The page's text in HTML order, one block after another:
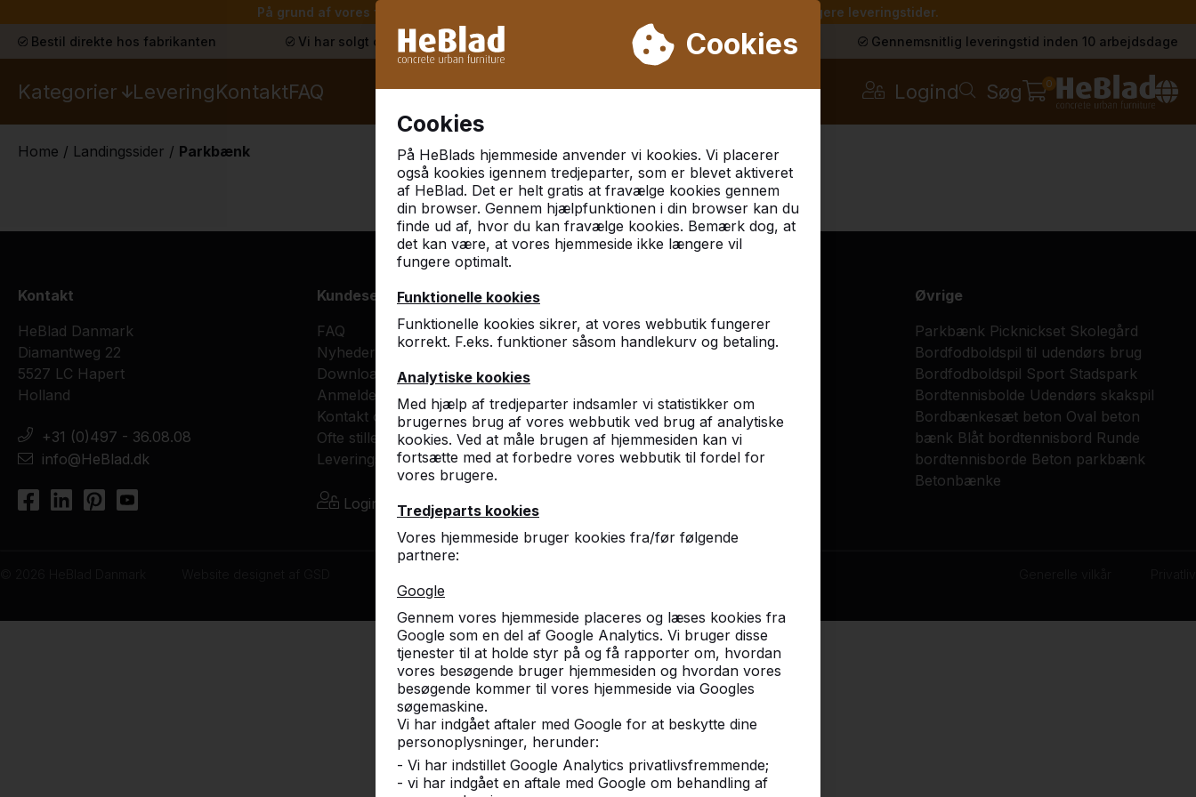
På grund af vores ferie leverer vi ikke fra uge 31 til uge 33. Så tag venligst højde for længere leveringstider.
Cookies
Cookies
På HeBlads hjemmeside anvender vi kookies. Vi placerer
også kookies igennem tredjeparter, som er blevet aktiveret
af HeBlad. Det er helt gratis at fravælge kookies gennem
din browser. Gennem hjælpfunktionen i din browser kan du
finde ud af, hvor du kan fravælge kookies. Bemærk dog, at
det kan være, at vores hjemmeside ikke længere vil
fungere optimalt.
Funktionelle kookies
Funktionelle kookies sikrer, at vores webbutik fungerer
korrekt. F.eks. funktioner såsom handlekurv og betaling.
Analytiske kookies
Med hjælp af tredjeparter indsamler vi statistikker om
brugernes brug af vores webbutik ved brug af analytiske
kookies. Ved at måle brugen af hjemmesiden kan vi
fortsætte med at forbedre vores webbutik til fordel for
vores brugere.
Tredjeparts kookies
Vores hjemmeside bruger kookies fra/før følgende
partnere:
Google
Gennem vores hjemmeside placeres og læses kookies fra
Google som en del af Google Analytics. Vi bruger disse
tjenester til at holde styr på og få rapporter om, hvordan
vores besøgende bruger hjemmesiden og hvordan vores
besøgende kommer til vores hjemmeside via Googles
søgemaskine.
Vi har indgået aftaler med Google for at beskytte dine
personoplysninger, herunder:
- Vi har indstillet Google Analytics privatlivsfremmende;
- vi har indgået en aftale med Google om behandling af
Bestil direkte hos fabrikanten Vi har solgt over 30.000 borde Kunder vurderer HeBlad med et 9.3 Gennemsnitlig leveringstid inden 10 arbejdsdage
Kategorier LeveringKontaktFAQ Logind Søg 0
Home / Landingssider / Parkbænk ​
Kontakt
HeBlad Danmark
Diamantweg 22
5527 LC Hapert
Holland
+31 (0)497 - 36.08.08
info@HeBlad.dk
Kundeservice
FAQ
Nyheder
Downloads
Anmeldelser
Kontakt os
Ofte stillede spørgsmål
Leveringsvilkår
Logind
Bordtennisborde
Fodvolleyballborde
Spilleborde
Bordbænkesæt
Bænke
Tilbehør
Øvrige
Parkbænk ​ Picknickset Skolegård
Bordfodboldspil til udendørs brug
Bordfodboldspil Sport Stadspark
Bordtennisbolde Udendørs skakspil
Bordbænkesæt beton Oval beton
bænk Blåt bordtennisbord Runde
bordtennisborde Beton parkbænk
Betonbænke